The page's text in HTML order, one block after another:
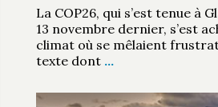
La COP26, qui s’est tenue à
13 novembre dernier, s’est
climat où se mêlaient
texte dont …